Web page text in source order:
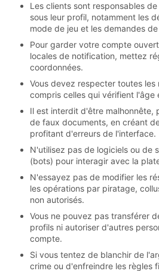
Les clients sont responsables
sous leur profil, notamment les
mode de jeu et les demandes
Pour garder votre compte
locales de notification, mettez
coordonnées.
Vous devez respecter toutes les
compris celles qui vérifient l'âge
Il est interdit d'être malhonnête,
de faux documents, en créant
profitant d'erreurs de l'interface.
N'utilisez pas de logiciels ou de
(bots) pour interagir avec la
N'essayez pas de modifier les
les opérations par piratage,
non autorisés.
Vous ne pouvez pas transférer
profils ni autoriser d'autres
compte.
Si vous tentez de blanchir de
crime ou d'enfreindre les règles